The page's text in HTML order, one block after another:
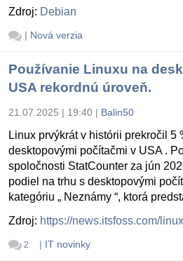
Zdroj: Debian
| Nová verzia
Používanie Linuxu na
USA rekordnú úroveň.
21.07.2025 | 19:40 | Balin50
Linux prvýkrát v histórii prekročil 5
desktopovými počítačmi v USA .
spoločnosti StatCounter za jún
podiel na trhu s desktopovými
kategóriu „ Neznámy “, ktorá
Zdroj: https://news.itsfoss.com/
2 | IT novinky